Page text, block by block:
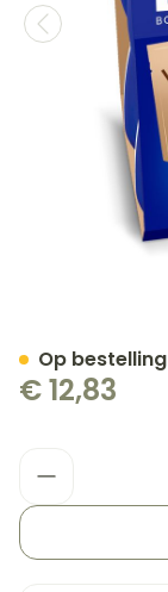
€ 12,83
Op bestelling